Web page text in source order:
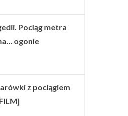
Pociąg metra
ogonie
z pociągiem